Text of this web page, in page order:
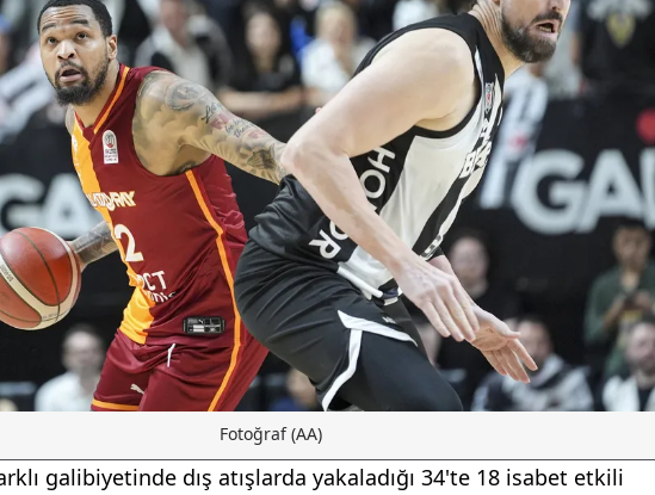
Fotoğraf (AA)
galibiyetinde dış atışlarda yakaladığı 34'te 18 isabet etkili